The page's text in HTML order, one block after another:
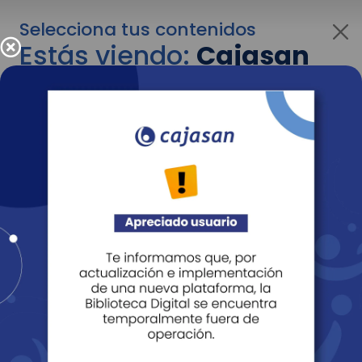
Selecciona tus contenidos
Estás viendo:Cajasan
para personas
Para cambiar al contenido de tu interés más
adelante recuerda utilizar el menú
Entendido